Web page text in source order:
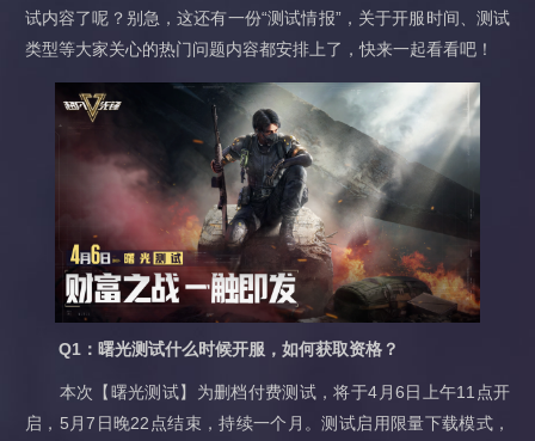
试内容了呢？别急，这还有一份“测试情报”，关于开服时间、测试
类型等大家关心的热门问题内容都安排上了，快来一起看看吧！
Q1：曙光测试什么时候开服，如何获取资格？
本次【曙光测试】为删档付费测试，将于4月6日上午11点开
启，5月7日晚22点结束，持续一个月。测试启用限量下载模式，